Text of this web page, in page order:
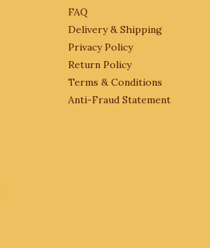
FAQ
Delivery & Shipping
Privacy Policy
Return Policy
Terms & Conditions
Anti-Fraud Statement